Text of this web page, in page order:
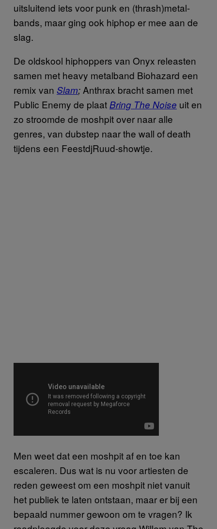
uitsluitend iets voor punk en (thrash)metal-
bands, maar ging ook hiphop er mee aan de
slag.
De oldskool hiphoppers van Onyx releasten
samen met heavy metalband Biohazard een
remix van Slam; Anthrax bracht samen met
Public Enemy de plaat Bring The Noise uit en
zo stroomde de moshpit over naar alle
genres, van dubstep naar the wall of death
tijdens een FeestdjRuud-showtje.
Men weet dat een moshpit af en toe kan
escaleren. Dus wat is nu voor artiesten de
reden geweest om een moshpit niet vanuit
het publiek te laten ontstaan, maar er bij een
bepaald nummer gewoon om te vragen? Ik